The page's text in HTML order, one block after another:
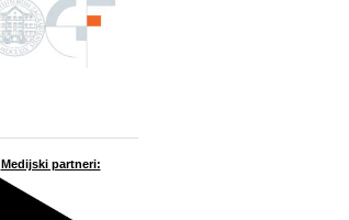
Medijski partneri: